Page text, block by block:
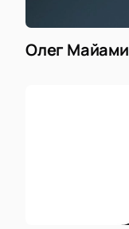
Олег Майами